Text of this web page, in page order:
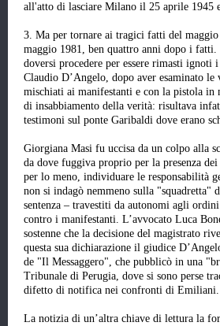
all'atto di lasciare Milano il 25 aprile 1945
3. Ma per tornare ai tragici fatti del
maggio 1981, ben quattro anni dopo i
doversi procedere per essere rimasti
Claudio D’Angelo, dopo aver esaminato le
mischiati ai manifestanti e con la pistola in
di insabbiamento della verità: risultava
testimoni sul ponte Garibaldi dove erano
Giorgiana Masi fu uccisa da un colpo alla
da dove fuggiva proprio per la presenza
per lo meno, individuare le responsabilità
non si indagò nemmeno sulla "squadretta"
sentenza – travestiti da autonomi agli
contro i manifestanti. L’avvocato Luca
sostenne che la decisione del magistrato
questa sua dichiarazione il giudice
de "Il Messaggero", che pubblicò in una
Tribunale di Perugia, dove si sono perse
difetto di notifica nei confronti di Emiliani.
La notizia di un’altra chiave di lettura la